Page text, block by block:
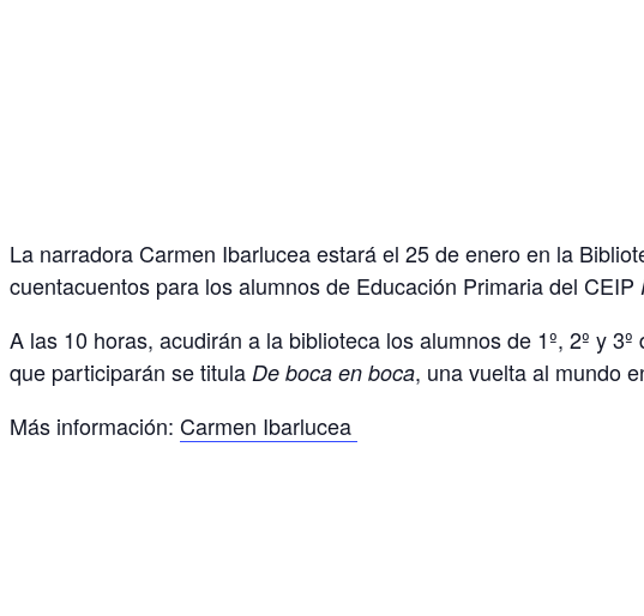
La narradora Carmen Ibarlucea estará el 25 de enero en la
cuentacuentos para los alumnos de Educación Primaria del CEIP
A las 10 horas, acudirán a la biblioteca los alumnos de 1º, 2º y
que participarán se titula De boca en boca, una vuelta al mundo
Más información: Carmen Ibarlucea